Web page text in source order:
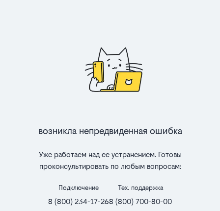
Возникла непредвиденная ошибка
Уже работаем над ее устранением. Готовы
проконсультировать по любым вопросам:
Подключение
8 (800) 234-17-26
Тех. поддержка
8 (800) 700-80-00